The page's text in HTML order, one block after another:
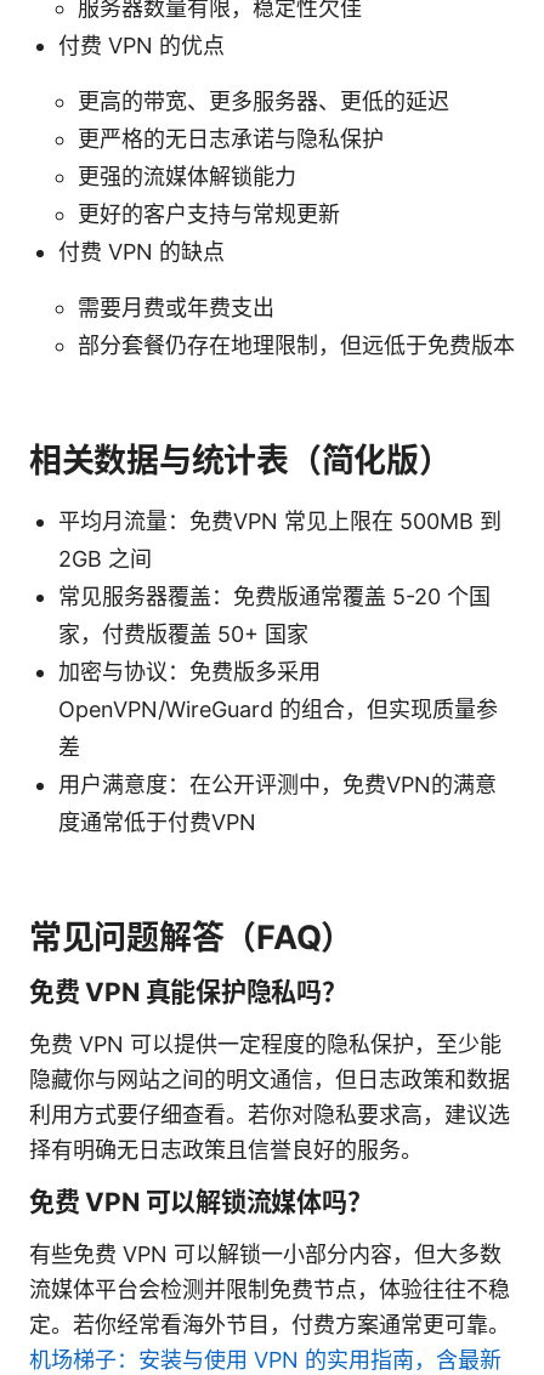
服务器数量有限，稳定性欠佳
付费 VPN 的优点
更高的带宽、更多服务器、更低的延迟
更严格的无日志承诺与隐私保护
更强的流媒体解锁能力
更好的客户支持与常规更新
付费 VPN 的缺点
需要月费或年费支出
部分套餐仍存在地理限制，但远低于免费版本
相关数据与统计表（简化版）
平均月流量：免费VPN 常见上限在 500MB 到
2GB 之间
常见服务器覆盖：免费版通常覆盖 5-20 个国
家，付费版覆盖 50+ 国家
加密与协议：免费版多采用
OpenVPN/WireGuard 的组合，但实现质量参
差
用户满意度：在公开评测中，免费VPN的满意
度通常低于付费VPN
常见问题解答（FAQ）
免费 VPN 真能保护隐私吗？
免费 VPN 可以提供一定程度的隐私保护，至少能
隐藏你与网站之间的明文通信，但日志政策和数据
利用方式要仔细查看。若你对隐私要求高，建议选
择有明确无日志政策且信誉良好的服务。
免费 VPN 可以解锁流媒体吗？
有些免费 VPN 可以解锁一小部分内容，但大多数
流媒体平台会检测并限制免费节点，体验往往不稳
定。若你经常看海外节目，付费方案通常更可靠。
机场梯子：安装与使用 VPN 的实用指南，含最新